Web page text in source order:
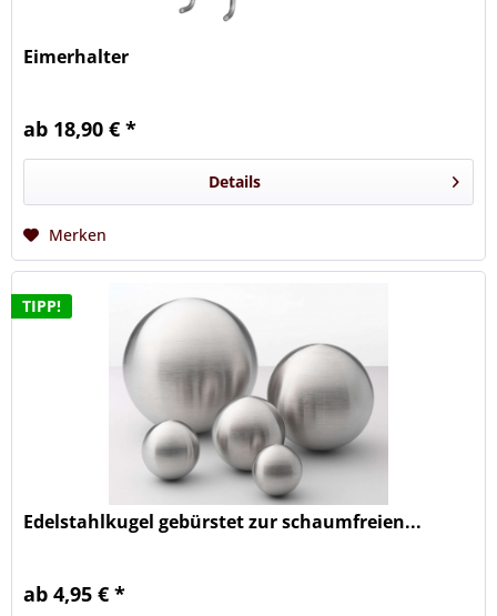
Eimerhalter
ab 18,90 € *
Details
Merken
TIPP!
Edelstahlkugel gebürstet zur schaumfreien...
ab 4,95 € *